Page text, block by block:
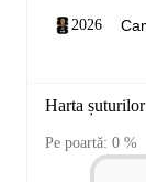
2026
Harta șuturilor
Pe poartă: 0 %